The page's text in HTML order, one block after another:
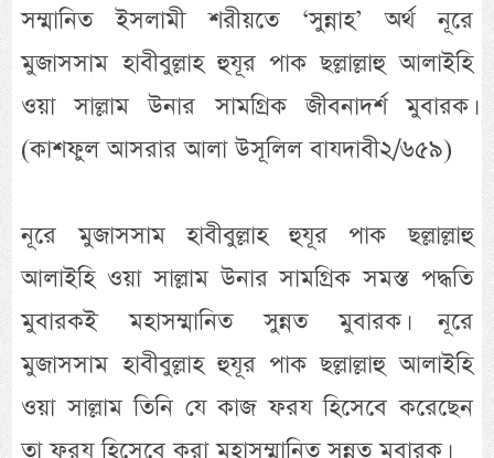
সম্মানিত ইসলামী শরীয়তে ‘সুন্নাহ’ অর্থ নূরে
মুজাসসাম হাবীবুল্লাহ হুযূর পাক ছল্লাল্লাহু আলাইহি
ওয়া সাল্লাম উনার সামগ্রিক জীবনাদর্শ মুবারক।
(কাশফুল আসরার আলা উসূলিল বাযদাবী২/৬৫৯)
নূরে মুজাসসাম হাবীবুল্লাহ হুযূর পাক ছল্লাল্লাহু
আলাইহি ওয়া সাল্লাম উনার সামগ্রিক সমস্ত পদ্ধতি
মুবারকই মহাসম্মানিত সুন্নত মুবারক। নূরে
মুজাসসাম হাবীবুল্লাহ হুযূর পাক ছল্লাল্লাহু আলাইহি
ওয়া সাল্লাম তিনি যে কাজ ফরয হিসেবে করেছেন
তা ফরয হিসেবে করা মহাসম্মানিত সুন্নত মুবারক।